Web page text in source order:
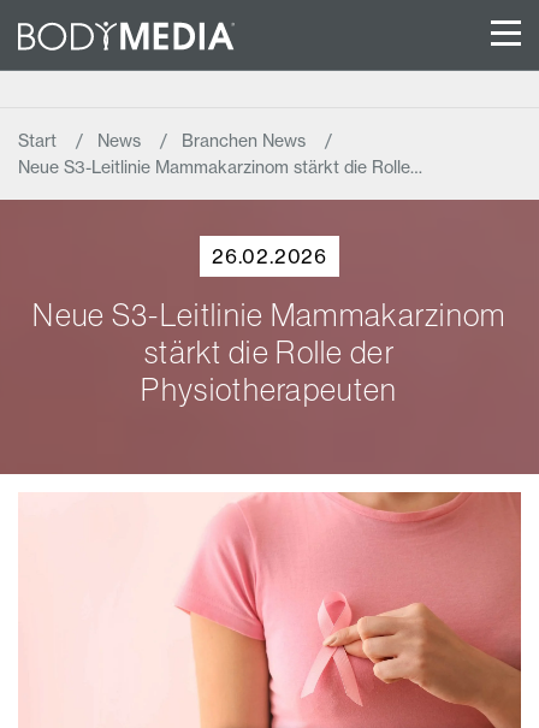
Start News
Branchen News
Neue S3-Leitlinie Mammakarzinom stärkt die Rolle…
26.02.2026
Neue S3-Leitlinie Mammakarzinom
stärkt die Rolle der
Physiotherapeuten